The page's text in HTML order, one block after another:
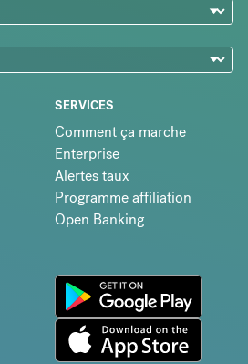
SERVICES
Comment ça marche
Enterprise
Alertes taux
Programme affiliation
Open Banking